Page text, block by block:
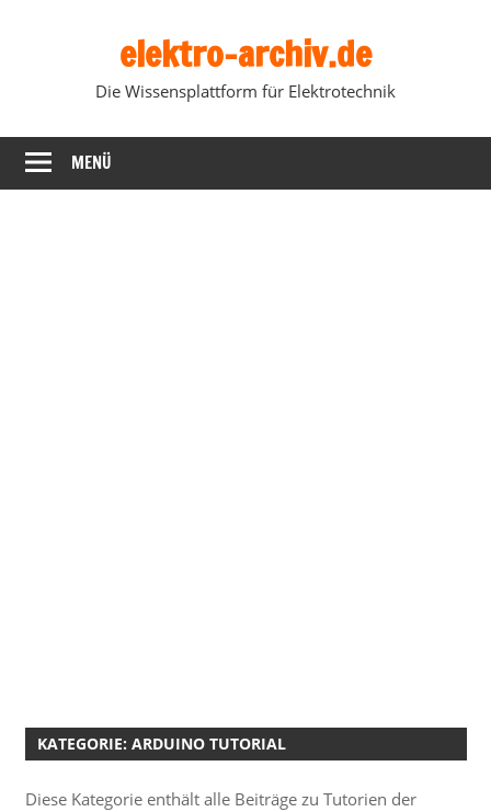
elektro-archiv.de
Die Wissensplattform für Elektrotechnik
MENÜ
KATEGORIE: ARDUINO TUTORIAL
Diese Kategorie enthält alle Beiträge zu Tutorien der